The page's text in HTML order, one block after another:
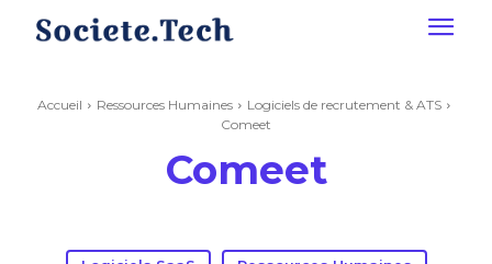
Accueil Ressources Humaines
Logiciels de recrutement & ATS
Comeet
Comeet